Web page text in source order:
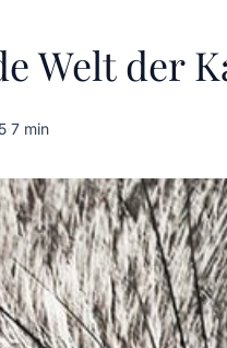
Welt der
·7 min